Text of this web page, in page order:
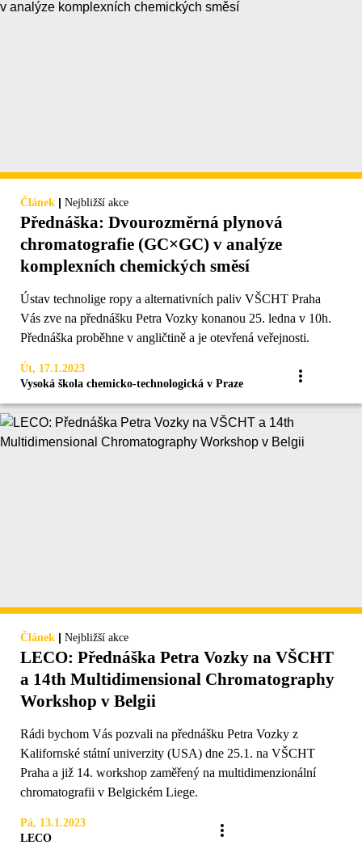
Článek | Nejbližší akce
Přednáška: Dvourozměrná plynová
chromatografie (GC×GC) v analýze
komplexních chemických směsí
Ústav technolige ropy a alternativních paliv VŠCHT Praha
Vás zve na přednášku Petra Vozky konanou 25. ledna v 10h.
Přednáška proběhne v angličtině a je otevřená veřejnosti.
Út, 17.1.2023
Vysoká škola chemicko-technologická v Praze
Článek | Nejbližší akce
LECO: Přednáška Petra Vozky na VŠCHT
a 14th Multidimensional Chromatography
Workshop v Belgii
Rádi bychom Vás pozvali na přednášku Petra Vozky z
Kalifornské státní univerzity (USA) dne 25.1. na VŠCHT
Praha a již 14. workshop zaměřený na multidimenzionální
chromatografii v Belgickém Liege.
Pá, 13.1.2023
LECO